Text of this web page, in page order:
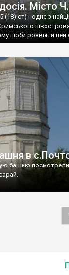
Місто
ст) - одне з
щоби розвіяти цей
в
башню